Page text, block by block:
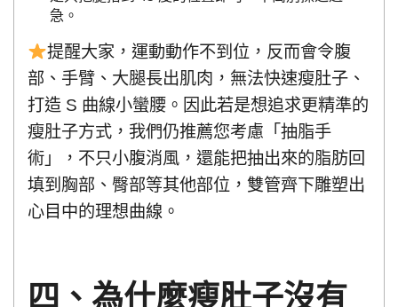
急。
提醒大家，運動動作不到位，反而會令腹
部、手臂、大腿長出肌肉，無法快速瘦肚子、
打造 S 曲線小蠻腰。因此若是想追求更精準的
瘦肚子方式，我們仍推薦您考慮「抽脂手
術」，不只小腹消風，還能把抽出來的脂肪回
填到胸部、臀部等其他部位，雙管齊下雕塑出
心目中的理想曲線。
四、為什麼瘦肚子沒有